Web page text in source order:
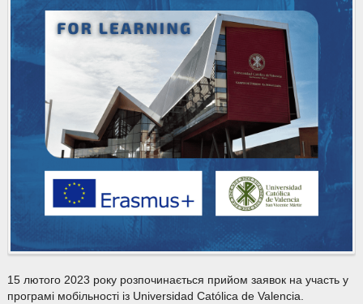
15 лютого 2023 року розпочинається прийом заявок на участь у
програмі мобільності із Universidad Católica de Valencia.